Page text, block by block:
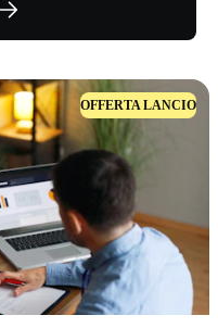
OFFERTA LANCIO